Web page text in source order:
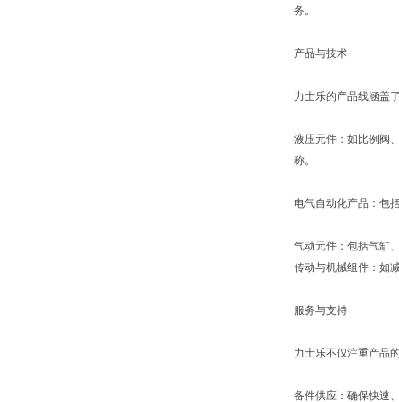
务。
产品与技术
力士乐的产品线涵盖
液压元件：如比例阀
称。
电气自动化产品：包
气动元件：包括气缸
传动与机械组件：如
服务与支持
力士乐不仅注重产品
备件供应：确保快速